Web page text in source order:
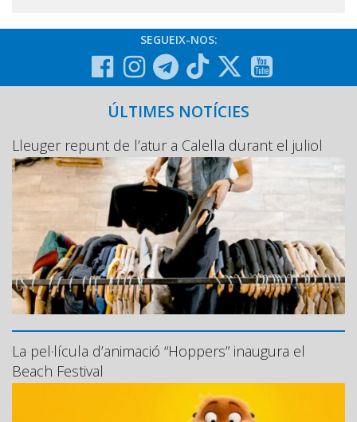
SEGUEIX-NOS:
ÚLTIMES NOTÍCIES
Lleuger repunt de l’atur a Calella durant el juliol
La pel·lícula d’animació “Hoppers” inaugura el
Beach Festival